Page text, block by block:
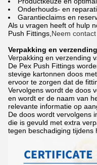
Onderhouds- en
Garantieclaims en
Als u vragen heeft of hulp
Push Fittings, Neem
Verpakking en
Verpakking en verzending
De Pex Push Fittings
stevige kartonnen doos
ervoor te zorgen dat de
Vervolgens wordt de doos
en wordt er de naam van
relevante informatie op
De doos wordt vervolgens
die is gevuld met extra
tegen beschadiging tijdens